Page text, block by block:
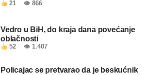
21 👁 866
Vedro u BiH, do kraja dana povećanje
oblačnosti
52 👁 1.407
Policajac se pretvarao da je beskućnik